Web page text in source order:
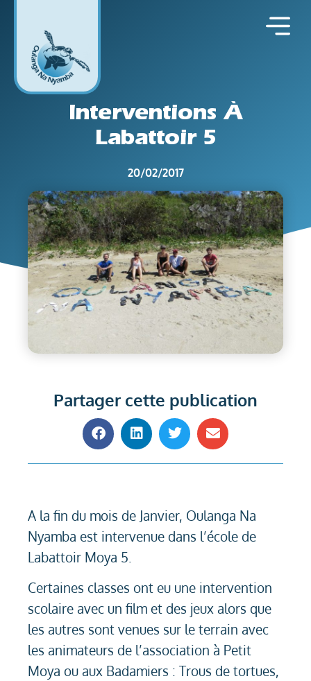
Interventions À
Labattoir 5
20/02/2017
Partager cette publication
A la fin du mois de Janvier, Oulanga Na
Nyamba est intervenue dans l’école de
Labattoir Moya 5.
Certaines classes ont eu une intervention
scolaire avec un film et des jeux alors que
les autres sont venues sur le terrain avec
les animateurs de l’association à Petit
Moya ou aux Badamiers : Trous de tortues,